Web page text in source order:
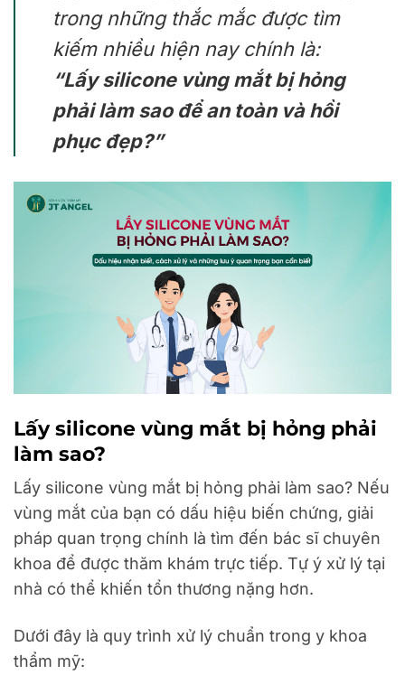
trong những thắc mắc được tìm
kiếm nhiều hiện nay chính là:
“Lấy silicone vùng mắt bị hỏng
phải làm sao để an toàn và hồi
phục đẹp?”
Lấy silicone vùng mắt bị hỏng phải
làm sao?
Lấy silicone vùng mắt bị hỏng phải làm sao? Nếu
vùng mắt của bạn có dấu hiệu biến chứng, giải
pháp quan trọng chính là tìm đến bác sĩ chuyên
khoa để được thăm khám trực tiếp. Tự ý xử lý tại
nhà có thể khiến tổn thương nặng hơn.
Dưới đây là quy trình xử lý chuẩn trong y khoa
thẩm mỹ: